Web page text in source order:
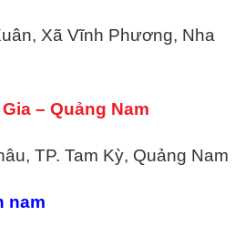
Xã Vĩnh Phương, Nha
– Quảng Nam
TP. Tam Kỳ, Quảng Nam
nam